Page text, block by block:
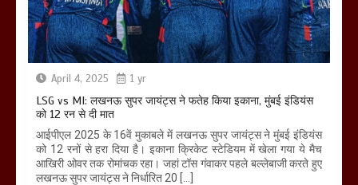
April 4, 2025 1 yr
LSG vs MI: लखनऊ सुपर जायंट्स ने फतेह किया इकाना, मुंबई इंडियंस
को 12 रन से दी मात
आईपीएल 2025 के 16वें मुकाबले में लखनऊ सुपर जायंट्स ने मुंबई इंडियंस
को 12 रनों से हरा दिया है। इकाना क्रिकेट स्टेडियम में खेला गया ये मैच
आखिरी ओवर तक रोमांचक रहा। जहां टॉस गंवाकर पहले बल्लेबाजी करते हुए
लखनऊ सुपर जायंट्स ने निर्धारित 20 […]